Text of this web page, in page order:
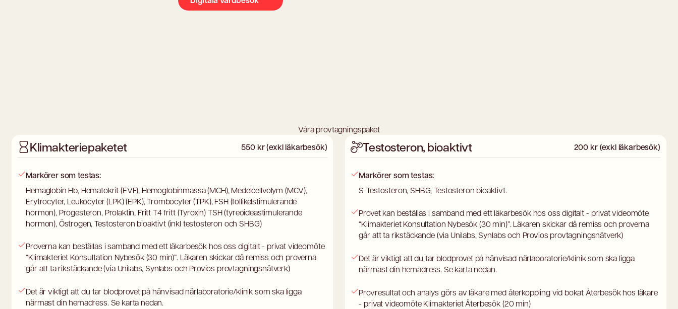
Våra provtagningspaket
Klimakteriepaketet 550 kr (exkl läkarbesök)
Markörer som testas:
Hemaglobin Hb, Hematokrit (EVF), Hemoglobinmassa (MCH), Medelcellvolym (MCV),
Erytrocyter, Leukocyter (LPK) (EPK), Trombocyter (TPK), FSH (follikelstimulerande
hormon), Progesteron, Prolaktin, Fritt T4 fritt (Tyroxin) TSH (tyreoideastimulerande
hormon), Östrogen, Testosteron bioaktivt (inkl testosteron och SHBG)
Proverna kan beställas i samband med ett läkarbesök hos oss digitalt - privat videomöte
“Klimakteriet Konsultation Nybesök (30 min)”. Läkaren skickar då remiss och proverna
går att ta rikstäckande (via Unilabs, Synlabs och Provios provtagningsnätverk)
Det är viktigt att du tar blodprovet på hänvisad närlaboratorie/klinik som ska ligga
närmast din hemadress. Se karta nedan.
Testosteron, bioaktivt 200 kr (exkl läkarbesök)
Markörer som testas:
S-Testosteron, SHBG, Testosteron bioaktivt.
Provet kan beställas i samband med ett läkarbesök hos oss digitalt - privat videomöte
“Klimakteriet Konsultation Nybesök (30 min)”. Läkaren skickar då remiss och proverna
går att ta rikstäckande (via Unilabs, Synlabs och Provios provtagningsnätverk)
Det är viktigt att du tar blodprovet på hänvisad närlaboratorie/klinik som ska ligga
närmast din hemadress. Se karta nedan.
Provresultat och analys görs av läkare med återkoppling vid bokat Återbesök hos läkare
- privat videomöte Klimakteriet Återbesök (20 min)